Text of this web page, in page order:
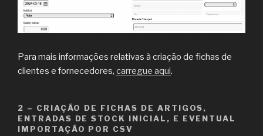
Para mais informações relativas à criação de fichas de
clientes e fornecedores, carregue aqui.
2 – CRIAÇÃO DE FICHAS DE ARTIGOS,
ENTRADAS DE STOCK INICIAL, E EVENTUAL
IMPORTAÇÃO POR CSV